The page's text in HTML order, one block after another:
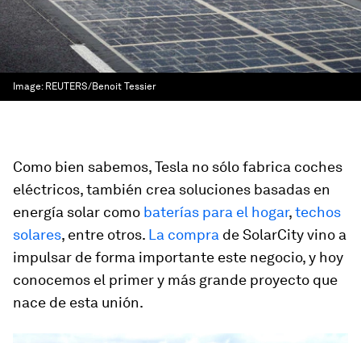
Image: REUTERS/Benoit Tessier
Como bien sabemos, Tesla no sólo fabrica coches
eléctricos, también crea soluciones basadas en
energía solar como baterías para el hogar,techos
solares, entre otros. La compra de SolarCity vino a
impulsar de forma importante este negocio, y hoy
conocemos el primer y más grande proyecto que
nace de esta unión.